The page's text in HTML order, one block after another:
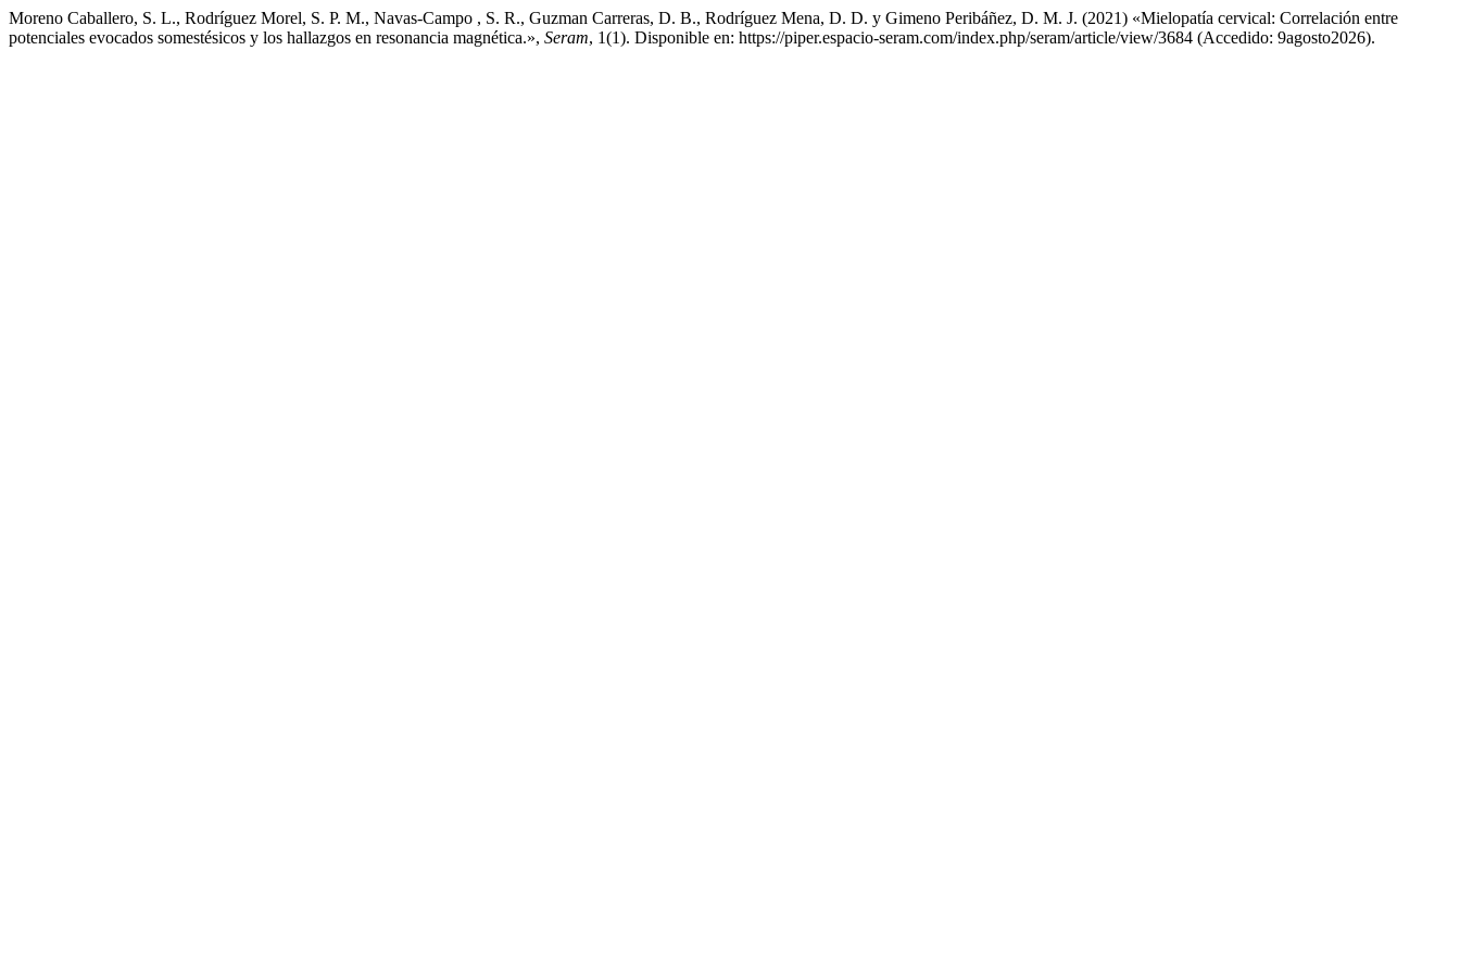
Moreno Caballero, S. L., Rodríguez Morel, S. P. M., Navas-Campo , S. R., Guzman Carreras, D. B., Rodríguez Mena, D. D. y Gimeno Peribáñez, D. M. J. (2021) «Mielopatía cervical: Correlación entre
potenciales evocados somestésicos y los hallazgos en resonancia magnética.», Seram, 1(1). Disponible en: https://piper.espacio-seram.com/index.php/seram/article/view/3684 (Accedido: 9agosto2026).